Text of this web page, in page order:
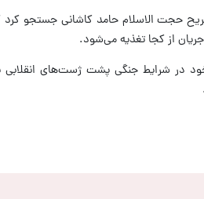
حجت الاسلام حامد کاشانی جستجو
از کجا تغذیه می‌شود.
در شرایط جنگی پشت ژست‌های